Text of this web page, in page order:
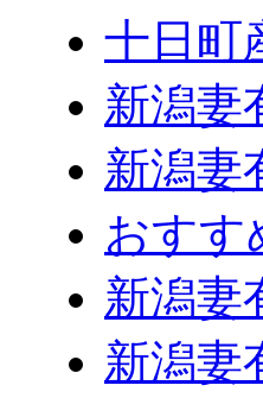
十日町
新潟妻
新潟妻
おす
新潟妻
新潟妻